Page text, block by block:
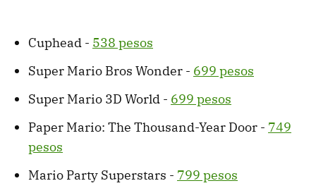
Cuphead - 538 pesos
Super Mario Bros Wonder - 699 pesos
Super Mario 3D World - 699 pesos
Paper Mario: The Thousand-Year Door - 749
pesos
Mario Party Superstars - 799 pesos